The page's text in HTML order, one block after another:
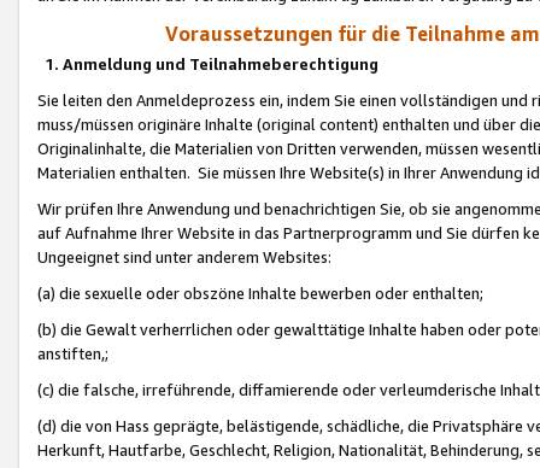
Voraussetzungen für die Teilnahme
1. Anmeldung und Teilnahmeberechtigung
Sie leiten den Anmeldeprozess ein, indem Sie einen vollständigen
muss/müssen originäre Inhalte (original content) enthalten und über
Originalinhalte, die Materialien von Dritten verwenden, müssen
Materialien enthalten. Sie müssen Ihre Website(s) in Ihrer Anwendung
Wir prüfen Ihre Anwendung und benachrichtigen Sie, ob sie
auf Aufnahme Ihrer Website in das Partnerprogramm und Sie dürfen
Ungeeignet sind unter anderem Websites:
(a) die sexuelle oder obszöne Inhalte bewerben oder enthalten;
(b) die Gewalt verherrlichen oder gewalttätige Inhalte haben oder
anstiften,;
(c) die falsche, irreführende, diffamierende oder verleumderische
(d) die von Hass geprägte, belästigende, schädliche, die Privatsphäre
Herkunft, Hautfarbe, Geschlecht, Religion, Nationalität, Behinderung,